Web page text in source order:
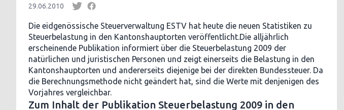
29.06.2010
Die eidgenössische Steuerverwaltung ESTV hat heute die neuen Statistiken zu
Steuerbelastung in den Kantonshauptorten veröffentlicht.Die alljährlich
erscheinende Publikation informiert über die Steuerbelastung 2009 der
natürlichen und juristischen Personen und zeigt einerseits die Belastung in den
Kantonshauptorten und andererseits diejenige bei der direkten Bundessteuer. Da
die Berechnungsmethode nicht geändert hat, sind die Werte mit denjenigen des
Vorjahres vergleichbar.
Zum Inhalt der Publikation Steuerbelastung 2009 in den